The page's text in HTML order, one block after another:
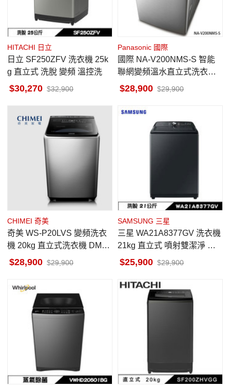
HITACHI 日立
日立 SF250ZFV 洗衣機 25k
g 直立式 洗脫 變頻 溫控洗
30,270 32,900
Panasonic 國際
國際 NA-V200NMS-S 智能
聯網變頻溫水直立式洗衣機 2
2kg 不鏽鋼 金級省水標章
28,900 29,900
CHIMEI 奇美
奇美 WS-P20LVS 變頻洗衣
機 20kg 直立式洗衣機 DMM
變頻直驅馬達 柔力溫泡洗
28,900 29,900
SAMSUNG 三星
三星 WA21A8377GV 洗衣機
21kg 直立式 噴射雙潔淨 變
頻25,900 29,900